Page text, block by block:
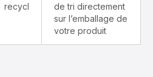
recyclable
de tri directement
sur l’emballage de
votre produit